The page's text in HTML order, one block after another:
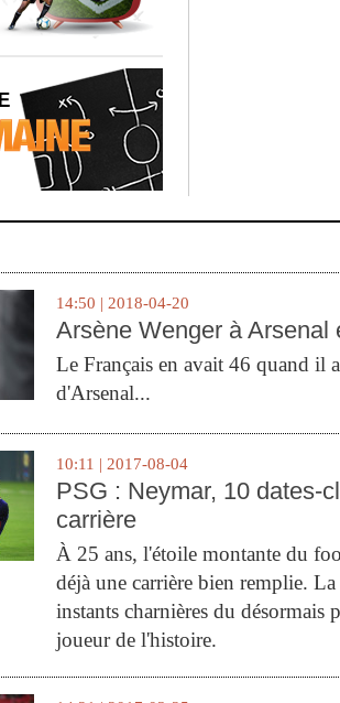
14:50 | 2018-04-20
Arsène Wenger à Arsenal
Le Français en avait 46 quand il
d'Arsenal...
10:11 | 2017-08-04
PSG : Neymar, 10 dates-
carrière
À 25 ans, l'étoile montante du
déjà une carrière bien remplie.
instants charnières du désormais
joueur de l'histoire.